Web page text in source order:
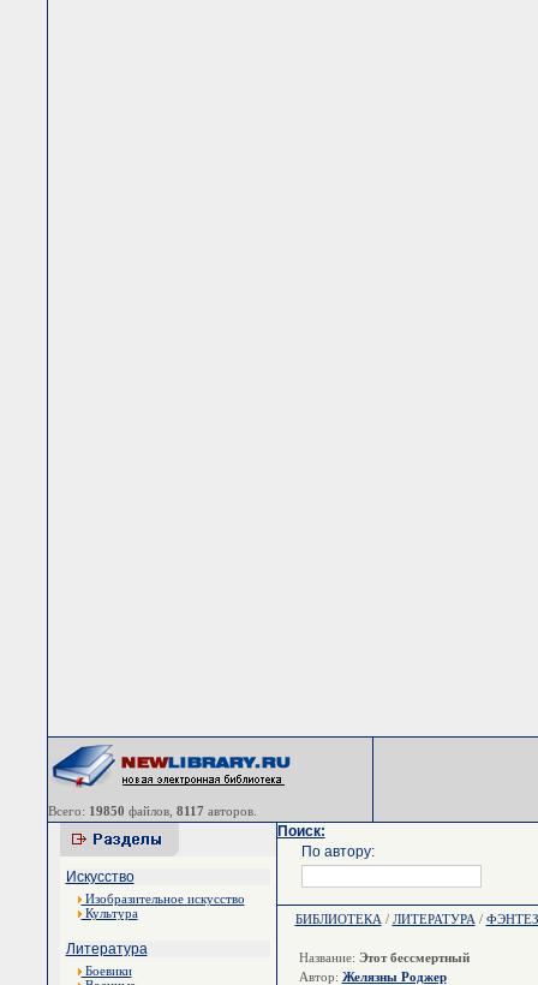
Всего: 19850 файлов, 8117 авторов.
Искусство
Изобразительное искусство
Культура
Литература
Боевики
Поиск:
По автору:
БИБЛИОТЕКА / ЛИТЕРАТУРА /
Название: Этот бессмертный
Автор: Желязны Роджер